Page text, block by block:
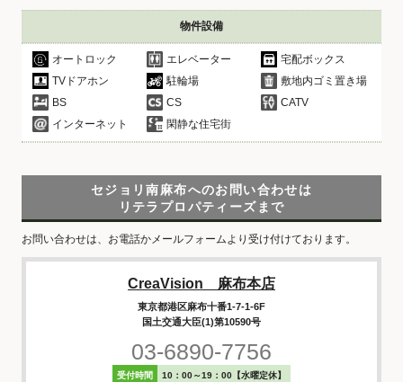
物件設備
オートロック エレベーター
宅配ボックス
TVドアホン
駐輪場
敷地内ゴミ置き場
BS
CS
CATV
インターネット
閑静な住宅街
セジョリ南麻布へのお問い合わせは
リテラプロパティーズまで
お問い合わせは、お電話かメールフォームより受け付けております。
CreaVision 麻布本店
東京都港区麻布十番1-7-1-6F
国土交通大臣(1)第10590号
03-6890-7756
受付時間 10：00～19：00【水曜定休】